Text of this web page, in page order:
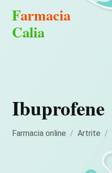
Farmacia
Calia
Ibuprofene
Farmacia online Artrite